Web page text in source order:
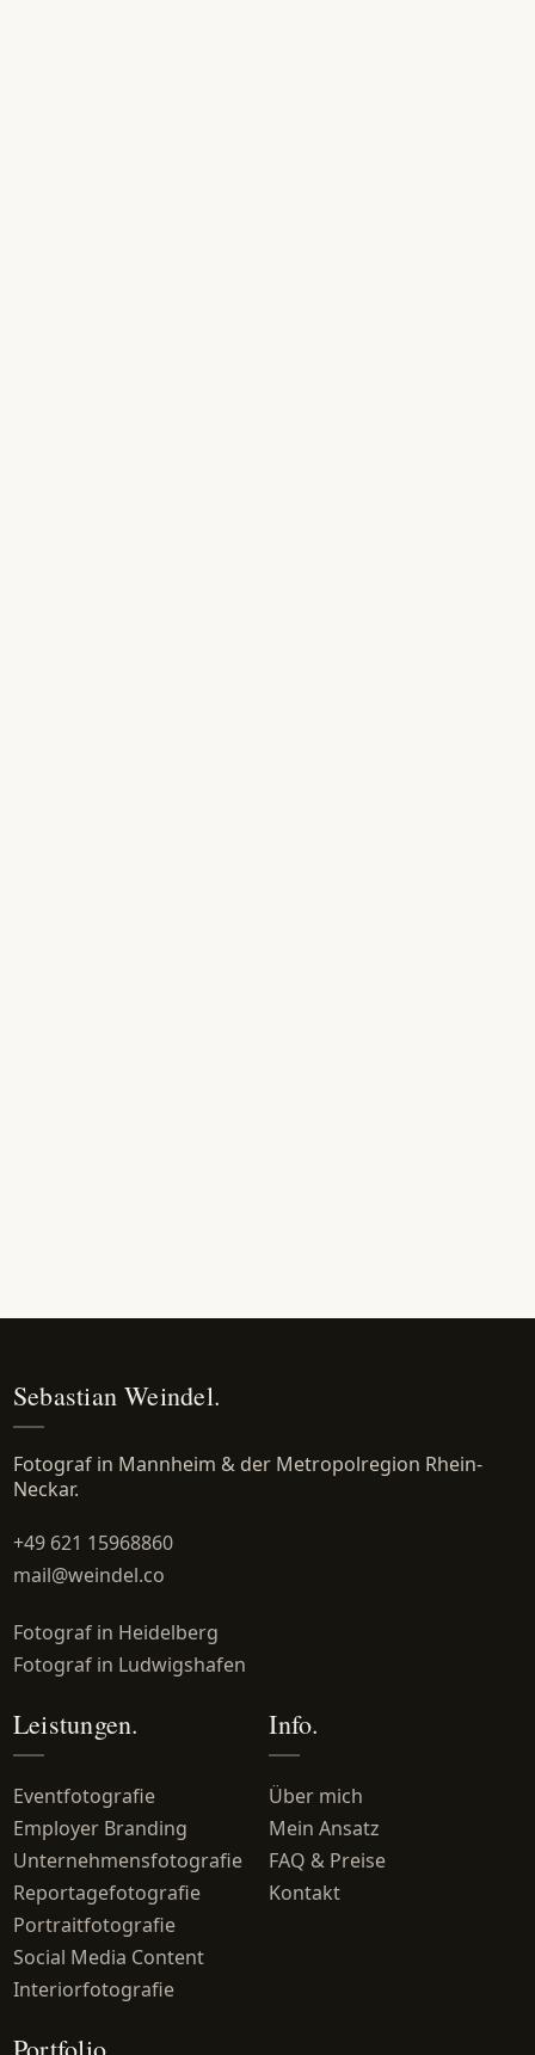
Sebastian Weindel.
Fotograf in Mannheim & der Metropolregion Rhein-
Neckar.
+49 621 15968860
mail@weindel.co
Fotograf in Heidelberg
Fotograf in Ludwigshafen
Leistungen.
Eventfotografie
Employer Branding
Unternehmensfotografie
Reportagefotografie
Portraitfotografie
Social Media Content
Interiorfotografie
Info.
Über mich
Mein Ansatz
FAQ & Preise
Kontakt
Portfolio.